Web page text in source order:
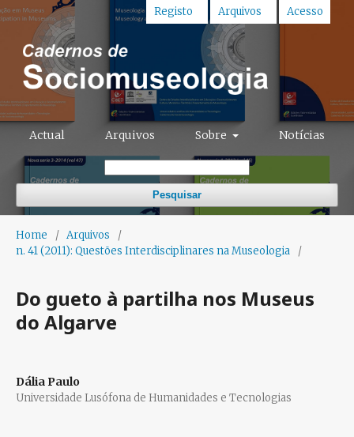
Actual Arquivos Sobre Notícias
Pesquisar
Registo Arquivos Acesso
Home / Arquivos
/
n. 41 (2011): Questões Interdisciplinares na Museologia
/
Do gueto à partilha nos Museus
do Algarve
Dália Paulo
Universidade Lusófona de Humanidades e Tecnologias